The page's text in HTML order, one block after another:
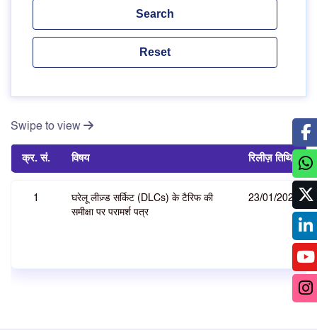
Swipe to view
क्र. सं. विषय रिलीज़ तिथि
1
घरेलू लीज़्ड सर्किट (DLCs) के टैरिफ की
समीक्षा पर परामर्श पत्र
23/01/2026